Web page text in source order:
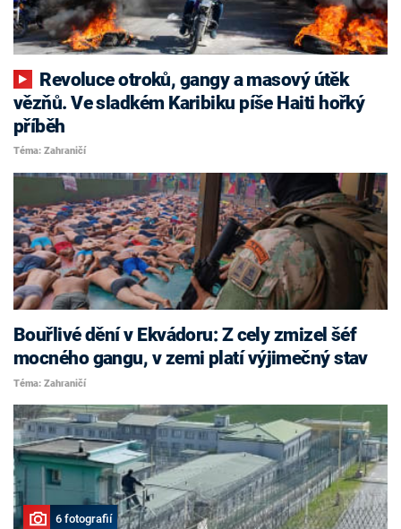
vězňů. Ve sladkém Karibiku píše Haiti hořký
příběh
Téma: Zahraničí
Bouřlivé dění v Ekvádoru: Z cely zmizel šéf
mocného gangu, v zemi platí výjimečný stav
Téma: Zahraničí
6 fotografií